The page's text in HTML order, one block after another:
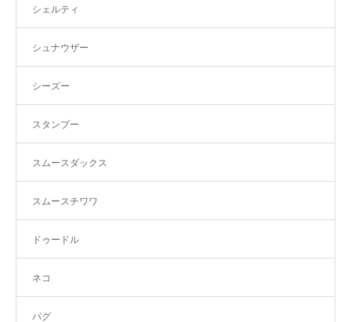
シェルティ
シュナウザー
シーズー
スタンプー
スムースダックス
スムースチワワ
ドゥードル
ネコ
パグ